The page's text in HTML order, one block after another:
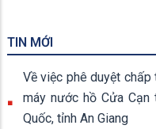
TIN MỚI
Về việc phê duyệt
máy nước hồ Cửa Cạn
Quốc, tỉnh An Giang